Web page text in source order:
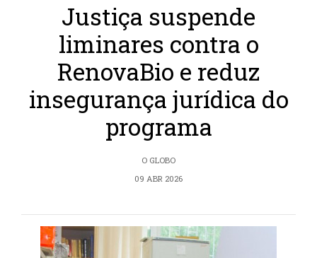
Justiça suspende
liminares contra o
RenovaBio e reduz
insegurança jurídica do
programa
O GLOBO
09 ABR 2026